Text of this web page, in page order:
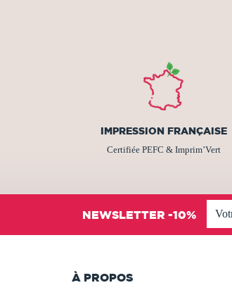
IMPRESSION FRANÇAISE
Certifiée PEFC & Imprim’Vert
NEWSLETTER -10%
À PROPOS